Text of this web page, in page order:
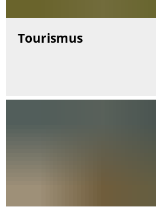
Tourismus